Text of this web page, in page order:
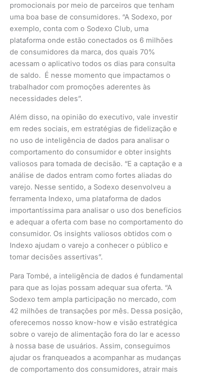
promocionais por meio de parceiros que tenham
uma boa base de consumidores. “A Sodexo, por
exemplo, conta com o Sodexo Club, uma
plataforma onde estão conectados os 6 milhões
de consumidores da marca, dos quais 70%
acessam o aplicativo todos os dias para consulta
de saldo. É nesse momento que impactamos o
trabalhador com promoções aderentes às
necessidades deles”.
Além disso, na opinião do executivo, vale investir
em redes sociais, em estratégias de fidelização e
no uso de inteligência de dados para analisar o
comportamento do consumidor e obter insights
valiosos para tomada de decisão. “E a captação e a
análise de dados entram como fortes aliadas do
varejo. Nesse sentido, a Sodexo desenvolveu a
ferramenta Indexo, uma plataforma de dados
importantíssima para analisar o uso dos benefícios
e adequar a oferta com base no comportamento do
consumidor. Os insights valiosos obtidos com o
Indexo ajudam o varejo a conhecer o público e
tomar decisões assertivas”.
Para Tombé, a inteligência de dados é fundamental
para que as lojas possam adequar sua oferta. “A
Sodexo tem ampla participação no mercado, com
42 milhões de transações por mês. Dessa posição,
oferecemos nosso know-how e visão estratégica
sobre o varejo de alimentação fora do lar e acesso
à nossa base de usuários. Assim, conseguimos
ajudar os franqueados a acompanhar as mudanças
de comportamento dos consumidores, atrair mais